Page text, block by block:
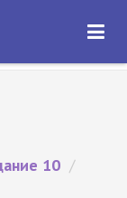
ОТКРЫТЬ
10 /